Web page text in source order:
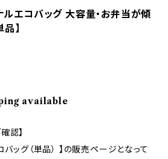
エコバッグ 大容量・お弁当が傾
】
available
認】
ッグ（単品） 】の販売ページとなって